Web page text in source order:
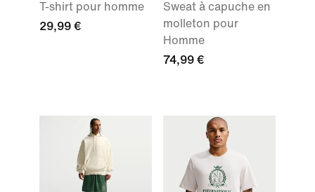
T-shirt pour homme
29,99 €
Sweat à capuche en
molleton pour
Homme
74,99 €